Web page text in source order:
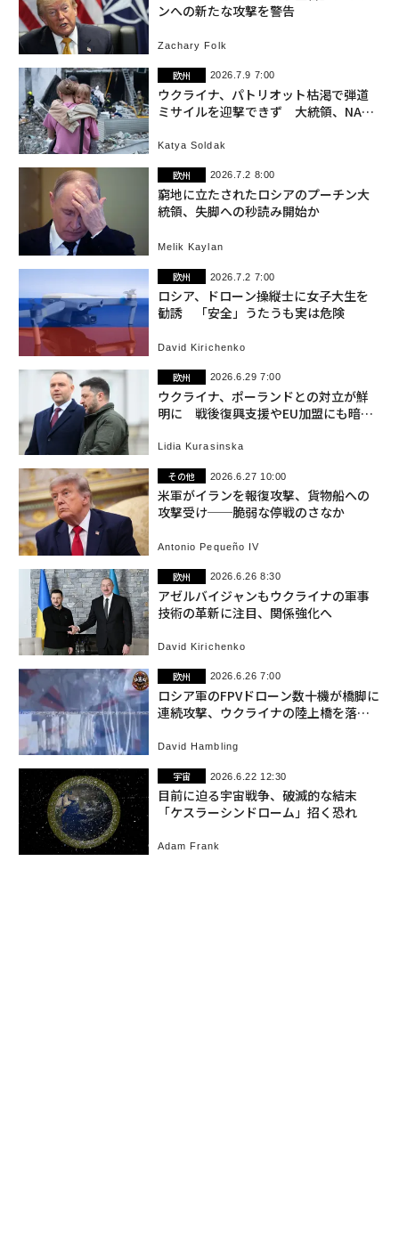
ンへの新たな攻撃を警告
Zachary Folk
欧州 2026.7.9 7:00
ウクライナ、パトリオット枯渇で弾道
ミサイルを迎撃できず 大統領、NATO
Katya Soldak
欧州 2026.7.2 8:00
窮地に立たされたロシアのプーチン大
統領、失脚への秒読み開始か
Melik Kaylan
欧州 2026.7.2 7:00
ロシア、ドローン操縦士に女子大生を
勧誘 「安全」うたうも実は危険
David Kirichenko
欧州 2026.6.29 7:00
ウクライナ、ポーランドとの対立が鮮
明に 戦後復興支援やEU加盟にも暗雲
Lidia Kurasinska
その他 2026.6.27 10:00
米軍がイランを報復攻撃、貨物船への
攻撃受け──脆弱な停戦のさなか
Antonio Pequeño IV
欧州 2026.6.26 8:30
アゼルバイジャンもウクライナの軍事
技術の革新に注目、関係強化へ
David Kirichenko
欧州 2026.6.26 7:00
ロシア軍のFPVドローン数十機が橋脚に
連続攻撃、ウクライナの陸上橋を落と
David Hambling
宇宙 2026.6.22 12:30
目前に迫る宇宙戦争、破滅的な結末
「ケスラーシンドローム」招く恐れ
Adam Frank